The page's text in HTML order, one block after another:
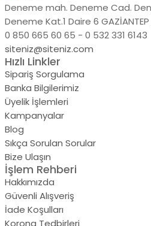
Deneme mah. Deneme Cad.
Deneme Kat.1 Daire 6 GAZİANTEP
0 850 665 60 65 - 0 532 331 6143
siteniz@siteniz.com
Hızlı Linkler
Sipariş Sorgulama
Banka Bilgilerimiz
Üyelik İşlemleri
Kampanyalar
Blog
Sıkça Sorulan Sorular
Bize Ulaşın
İşlem Rehberi
Hakkımızda
Güvenli Alışveriş
İade Koşulları
Korona Tedbirleri